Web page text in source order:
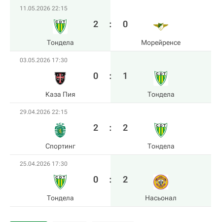
11.05.2026 22:15
Тондела
2 : 0
Морейренсе
03.05.2026 17:30
Каза Пия
0 : 1
Тондела
29.04.2026 22:15
Спортинг
2 : 2
Тондела
25.04.2026 17:30
Тондела
0 : 2
Насьонал